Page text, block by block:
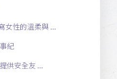
女性的溫柔與 ...
紀
供安全友 ...